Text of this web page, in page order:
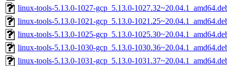
linux-tools-5.13.0-1027-gcp_5.13.0-
linux-tools-5.13.0-1021-gcp_5.13.0-
linux-tools-5.13.0-1025-gcp_5.13.0-
linux-tools-5.13.0-1030-gcp_5.13.0-
linux-tools-5.13.0-1031-gcp_5.13.0-